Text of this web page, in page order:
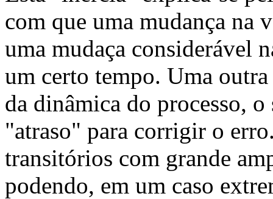
com que uma mudança na
uma mudaça considerável
um certo tempo. Uma
da dinâmica do processo,
"atraso" para corrigir o
transitórios com grande
podendo, em um caso